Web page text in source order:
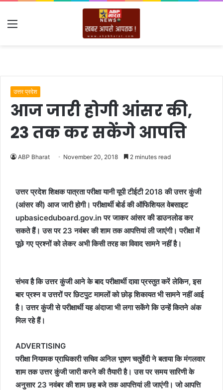
Menu
उत्तर प्रदेश
आज जारी होगी आंसर की,
23 तक कर सकेंगे आपत्ति
ABP Bharat November 20, 2018 2 minutes read
उत्तर प्रदेश शिक्षक पात्रता परीक्षा यानी यूपी टीईटी 2018 की उत्तर कुंजी
(आंसर की) आज जारी होगी। परीक्षार्थी बोर्ड की ऑफिशियल वेबसाइट
upbasiceduboard.gov.in पर जाकर आंसर की डाउनलोड कर
सकते हैं। उस पर 23 नवंबर की शाम तक आपत्तियां ली जाएंगी। परीक्षा में
पूछे गए प्रश्नों को लेकर अभी किसी तरह का विवाद सामने नहीं है।
संभव है कि उत्तर कुंजी आने के बाद परीक्षार्थी दावा प्रस्तुत करें लेकिन, इस
बार प्रश्न व उत्तरों पर छिटपुट मामलों को छोड़ शिकायत भी सामने नहीं आई
है। उत्तर कुंजी से परीक्षार्थी यह अंदाजा भी लगा सकेंगे कि उन्हें कितने अंक
मिल रहे हैं।
ADVERTISING
परीक्षा नियामक प्राधिकारी सचिव अनिल भूषण चतुर्वेदी ने बताया कि मंगलवार
शाम तक उत्तर कुंजी जारी करने की तैयारी है। उस पर समय सारिणी के
अनुसार 23 नवंबर की शाम छह बजे तक आपत्तियां ली जाएंगी। जो आपत्ति